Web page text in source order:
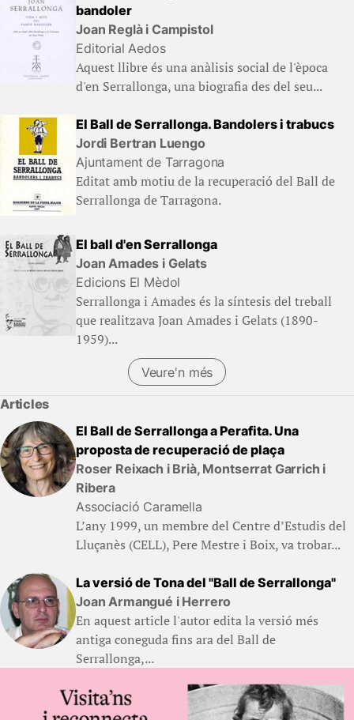
bandoler
Joan Reglà i Campistol
Editorial Aedos
Aquest llibre és una anàlisis social de l'època
d'en Serrallonga, una biografia des del seu...
El Ball de Serrallonga. Bandolers i trabucs
Jordi Bertran Luengo
Ajuntament de Tarragona
Editat amb motiu de la recuperació del Ball de
Serrallonga de Tarragona.
El ball d'en Serrallonga
Joan Amades i Gelats
Edicions El Mèdol
Serrallonga i Amades és la síntesis del treball
que realitzava Joan Amades i Gelats (1890-
1959)...
Veure'n més
Articles
El Ball de Serrallonga a Perafita. Una
proposta de recuperació de plaça
Roser Reixach i Brià, Montserrat Garrich i
Ribera
Associació Caramella
L’any 1999, un membre del Centre d’Estudis del
Lluçanès (CELL), Pere Mestre i Boix, va trobar...
La versió de Tona del "Ball de Serrallonga"
Joan Armangué i Herrero
En aquest article l'autor edita la versió més
antiga coneguda fins ara del Ball de
Serrallonga,...